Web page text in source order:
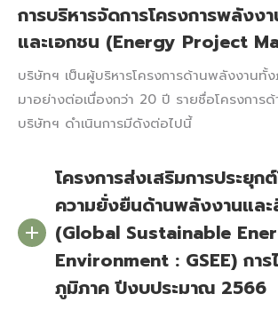
การบริหารจัดการโครงการพลังง
และเอกชน (Energy Project
บริษัทฯ เป็นผู้บริหารโครงการด้านพลังงานทั้ง
มาอย่างต่อเนื่องกว่า 20 ปี รายชื่อโครงการ
บริษัทฯ ดำเนินการมีดังต่อไปนี้
โครงการส่งเสริมการประยุก
ความยั่งยืนด้านพลังงานแล
(Global Sustainable
Environment : GSEE) กา
ภูมิภาค ปีงบประมาณ 2566